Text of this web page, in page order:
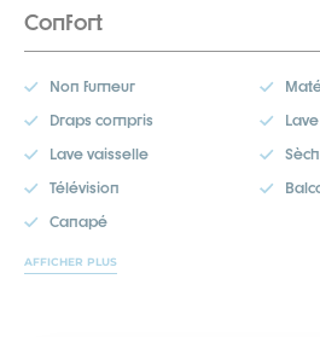
Confort
Non fumeur
Draps compris
Lave vaisselle
Télévision
Canapé
AFFICHER PLUS